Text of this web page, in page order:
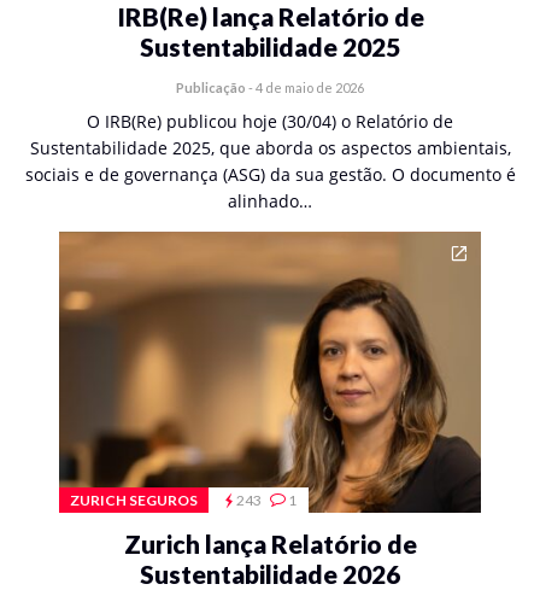
IRB(Re) lança Relatório de
Sustentabilidade 2025
Publicação - 4 de maio de 2026
O IRB(Re) publicou hoje (30/04) o Relatório de
Sustentabilidade 2025, que aborda os aspectos ambientais,
sociais e de governança (ASG) da sua gestão. O documento é
alinhado…
ZURICH SEGUROS 243 1
Zurich lança Relatório de
Sustentabilidade 2026